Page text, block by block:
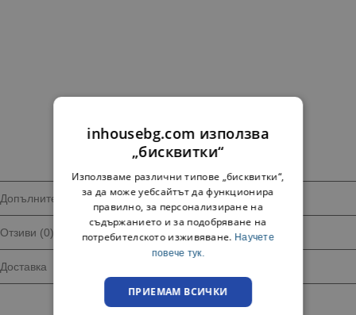
Допълнителна информация
Отзиви (0)
Доставка
inhousebg.com използва
„бисквитки“
Използваме различни типове „бисквитки“,
за да може уебсайтът да функционира
правилно, за персонализиране на
съдържанието и за подобряване на
потребителското изживяване. Научете
повече тук.
ПРИЕМАМ ВСИЧКИ